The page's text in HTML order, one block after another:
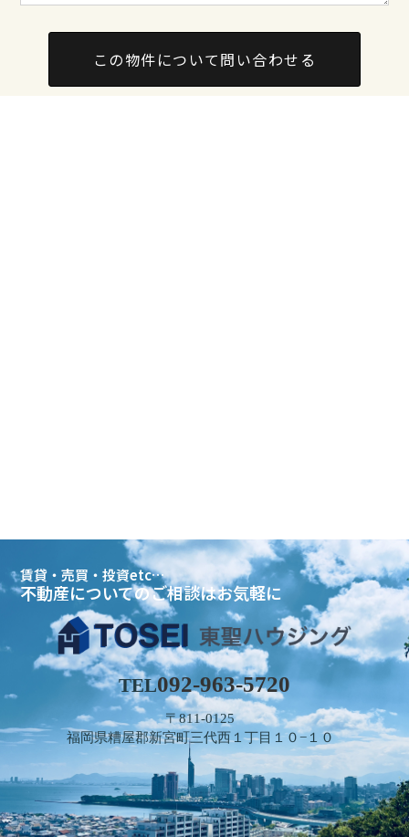
賃貸・売買・投資etc…
不動産についてのご相談はお気軽に
TEL092-963-5720
〒811-0125
福岡県糟屋郡新宮町三代西１丁目１０−１０